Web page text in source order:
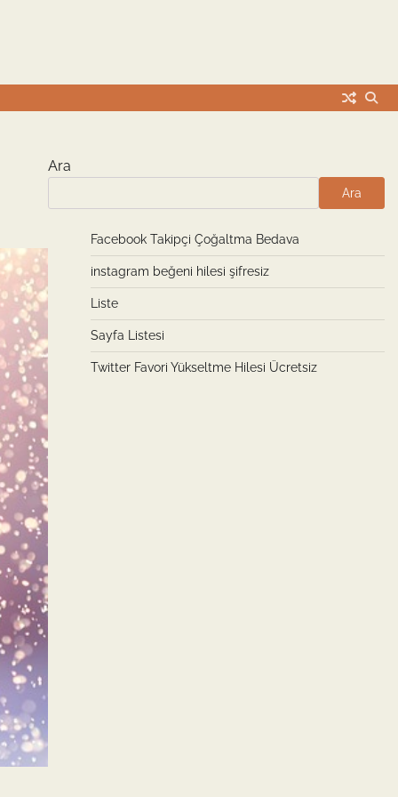
Ara
Ara
Facebook Takipçi Çoğaltma Bedava
instagram beğeni hilesi şifresiz
Liste
Sayfa Listesi
Twitter Favori Yükseltme Hilesi Ücretsiz